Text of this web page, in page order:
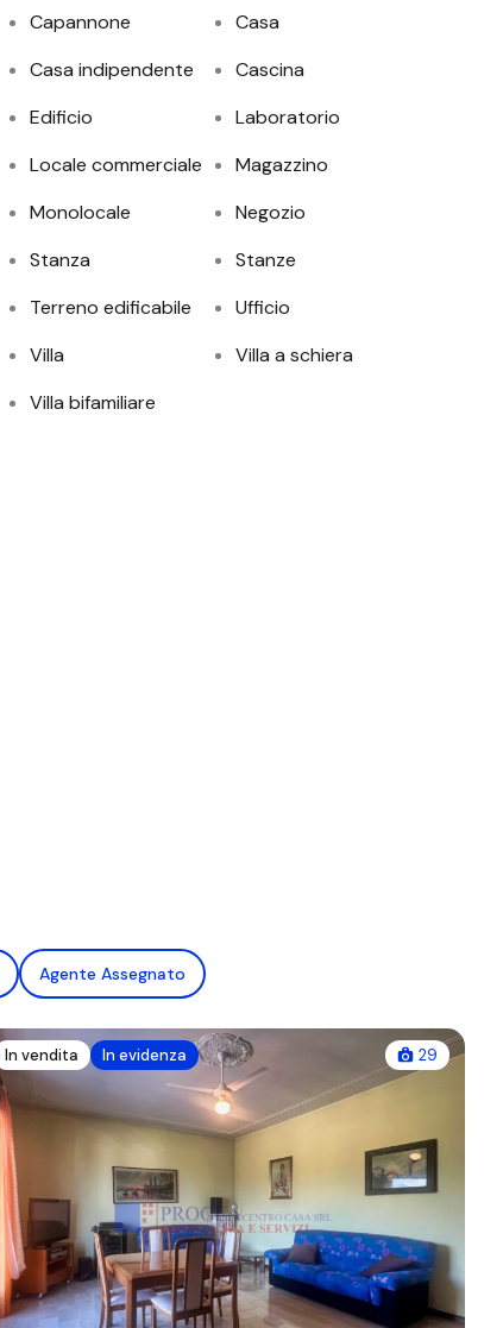
Capannone
Casa
Casa indipendente
Cascina
Edificio
Laboratorio
Locale commerciale
Magazzino
Monolocale
Negozio
Stanza
Stanze
Terreno edificabile
Ufficio
Villa
Villa a schiera
Villa bifamiliare
Agente Assegnato
In vendita In evidenza 29